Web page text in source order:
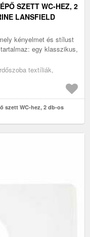
SZETT WC-HEZ, 2
LANSFIELD
kényelmet és stílust
egy klasszikus,
textíliák,
szett WC-hez, 2 db-os